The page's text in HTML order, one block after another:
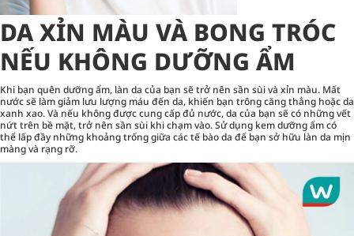
DA XỈN MÀU VÀ BONG TRÓC
NẾU KHÔNG DƯỠNG ẨM
Khi bạn quên dưỡng ẩm, làn da của bạn sẽ trở nên sần sùi và xỉn màu. Mất
nước sẽ làm giảm lưu lượng máu đến da, khiến bạn trông căng thẳng hoặc da
xanh xao. Và nếu không được cung cấp đủ nước, da của bạn sẽ có những vết
nứt trên bề mặt, trở nên sần sùi khi chạm vào. Sử dụng kem dưỡng ẩm có
thể lấp đầy những khoảng trống giữa các tế bào da để bạn sở hữu làn da mịn
màng và rạng rỡ.